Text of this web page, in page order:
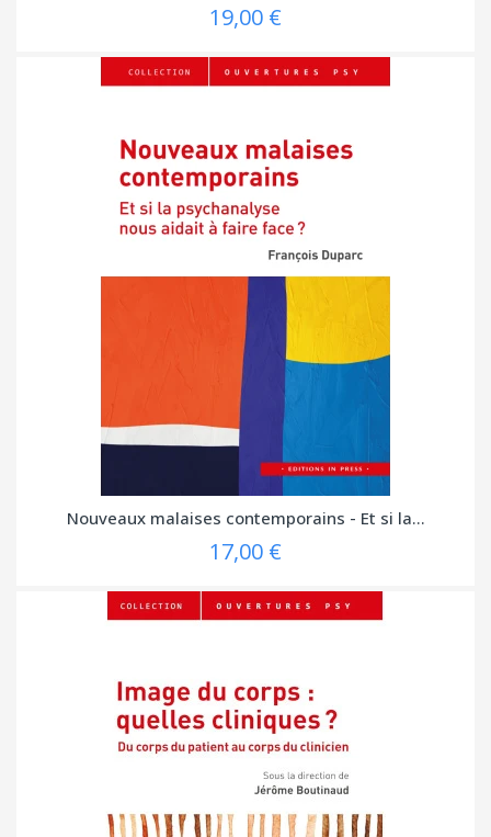
19,00 €
Nouveaux malaises contemporains - Et si la...
17,00 €